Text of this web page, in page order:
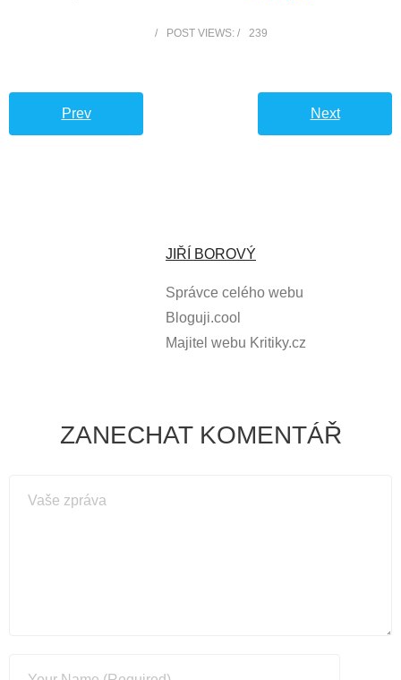
POST VIEWS: 239
Prev Next
JIŘÍ BOROVÝ
Správce celého webu
Bloguji.cool
Majitel webu Kritiky.cz
ZANECHAT KOMENTÁŘ